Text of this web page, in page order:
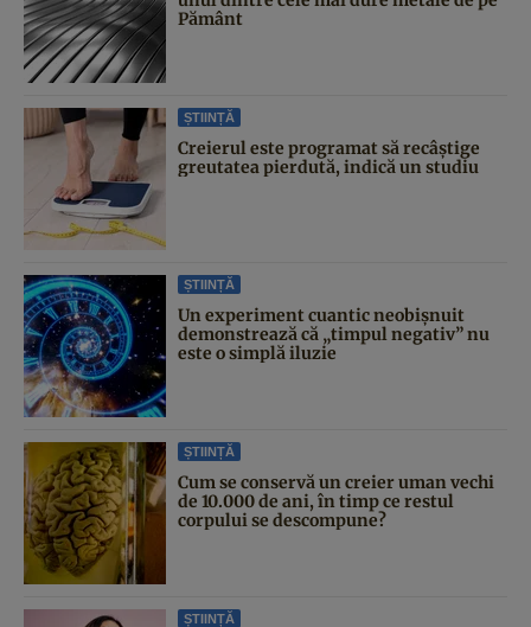
Pământ
ȘTIINȚĂ
Creierul este programat să recâștige
greutatea pierdută, indică un studiu
ȘTIINȚĂ
Un experiment cuantic neobișnuit
demonstrează că „timpul negativ” nu
este o simplă iluzie
ȘTIINȚĂ
Cum se conservă un creier uman vechi
de 10.000 de ani, în timp ce restul
corpului se descompune?
ȘTIINȚĂ